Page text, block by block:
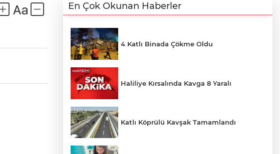
En Çok Okunan Haberler
4 Katlı Binada Çökme Oldu
Haliliye Kırsalında Kavga 8 Yaralı
Katlı Köprülü Kavşak Tamamlandı